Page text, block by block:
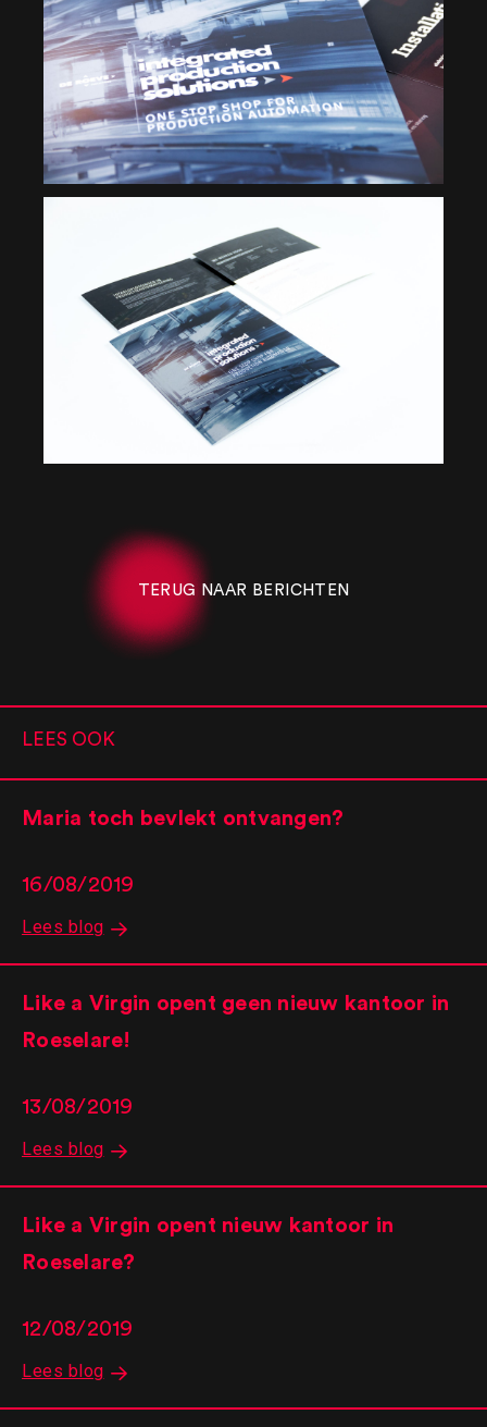
TERUG NAAR BERICHTEN
LEES OOK
Maria toch bevlekt ontvangen?
16/08/2019
Lees blog
Like a Virgin opent geen nieuw kantoor in
Roeselare!
13/08/2019
Lees blog
Like a Virgin opent nieuw kantoor in
Roeselare?
12/08/2019
Lees blog